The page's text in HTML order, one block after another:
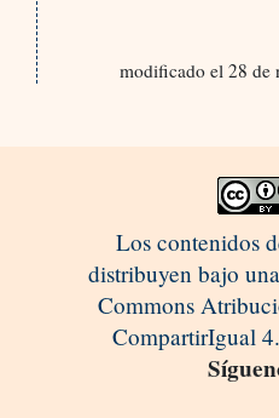
modificado el 28 de
Los contenidos
distribuyen bajo
Commons
CompartirIgual